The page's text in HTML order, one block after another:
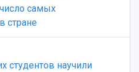
двигателей
кампус
самых
стране
студентов научили